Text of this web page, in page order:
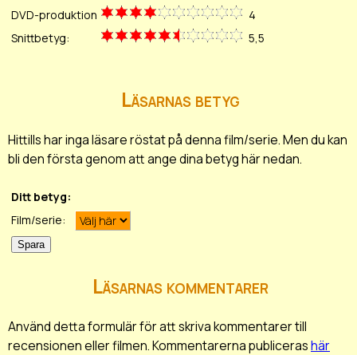
DVD-produktion
4
Snittbetyg:
5,5
Läsarnas betyg
Hittills har inga läsare röstat på denna film/serie. Men du kan
bli den första genom att ange dina betyg här nedan.
Ditt betyg:
Film/serie:
Läsarnas kommentarer
Använd detta formulär för att skriva kommentarer till
recensionen eller filmen. Kommentarerna publicerashär